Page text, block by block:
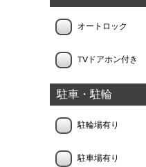
オートロック
TVドアホン付き
駐車・駐輪
駐輪場有り
駐車場有り